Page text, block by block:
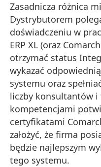
Zasadnicza różnica
Dystrybutorem
doświadczeniu w
ERP XL (oraz
otrzymać status
wykazać
systemu oraz
liczby konsultantów i
kompetencjami
certyfikatami
założyć, że firma
będzie najlepszym
tego systemu.